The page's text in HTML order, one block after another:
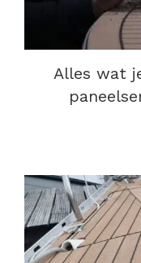
Alles wat